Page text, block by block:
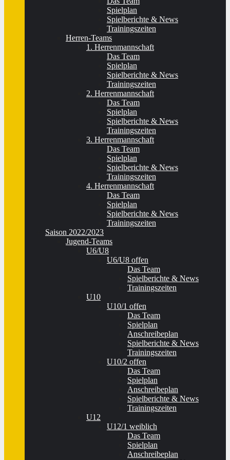
Spielplan
Spielberichte & News
Trainingszeiten
Herren-Teams
1. Herrenmannschaft
Das Team
Spielplan
Spielberichte & News
Trainingszeiten
2. Herrenmannschaft
Das Team
Spielplan
Spielberichte & News
Trainingszeiten
3. Herrenmannschaft
Das Team
Spielplan
Spielberichte & News
Trainingszeiten
4. Herrenmannschaft
Das Team
Spielplan
Spielberichte & News
Trainingszeiten
Saison 2022/2023
Jugend-Teams
U6/U8
U6/U8 offen
Das Team
Spielberichte & News
Trainingszeiten
U10
U10/1 offen
Das Team
Spielplan
Anschreibeplan
Spielberichte & News
Trainingszeiten
U10/2 offen
Das Team
Spielplan
Anschreibeplan
Spielberichte & News
Trainingszeiten
U12
U12/1 weiblich
Das Team
Spielplan
Anschreibeplan